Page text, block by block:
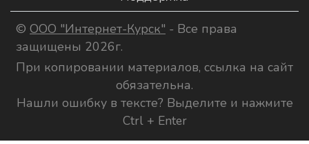
© ООО "Интернет-Курск" - Все права
защищены 2026г.
При копировании материалов, ссылка на сайт
обязательна.
Нашли ошибку в тексте? Выделите и нажмите
Ctrl + Enter